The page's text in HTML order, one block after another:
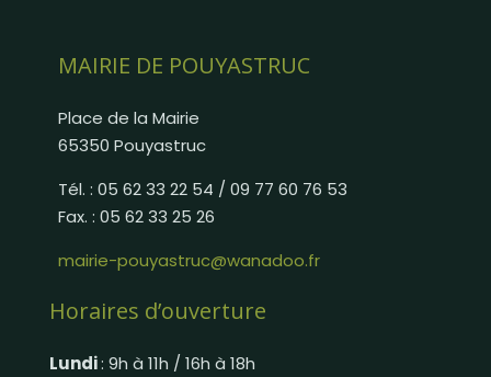
MAIRIE DE POUYASTRUC
Place de la Mairie
65350 Pouyastruc
Tél. : 05 62 33 22 54 / 09 77 60 76 53
Fax. : 05 62 33 25 26
mairie-pouyastruc@wanadoo.fr
Horaires d’ouverture
Lundi: 9h à 11h / 16h à 18h